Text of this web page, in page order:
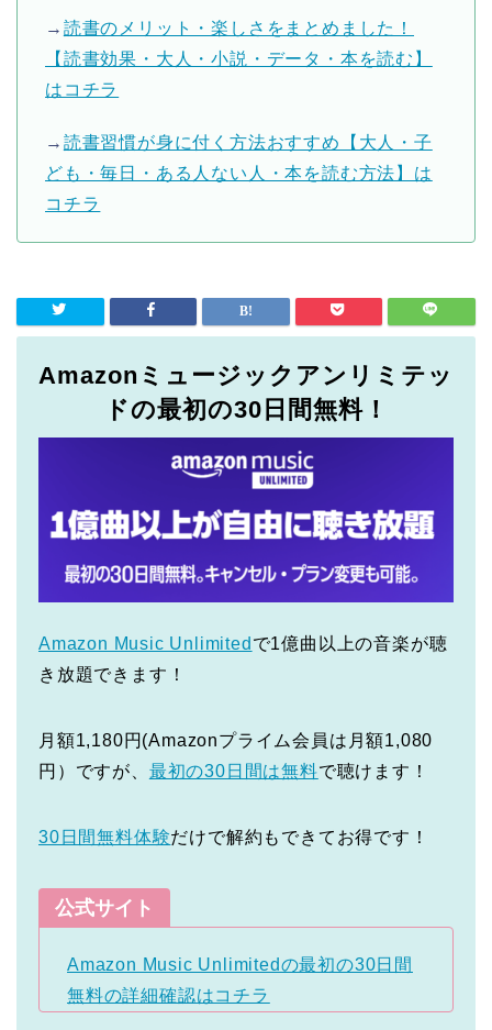
→ 読書のメリット・楽しさをまとめました！
【読書効果・大人・小説・データ・本を読む】
はコチラ
→ 読書習慣が身に付く方法おすすめ【大人・子
ども・毎日・ある人ない人・本を読む方法】は
コチラ
Amazonミュージックアンリミテッ
ドの最初の30日間無料！
Amazon Music Unlimited で1億曲以上の音楽が聴
き放題できます！
月額1,180円(Amazonプライム会員は月額1,080
円）ですが、 最初の30日間は無料で聴けます！
30日間無料体験だけで解約もできてお得です！
公式サイト
Amazon Music Unlimitedの最初の30日間
無料の詳細確認はコチラ